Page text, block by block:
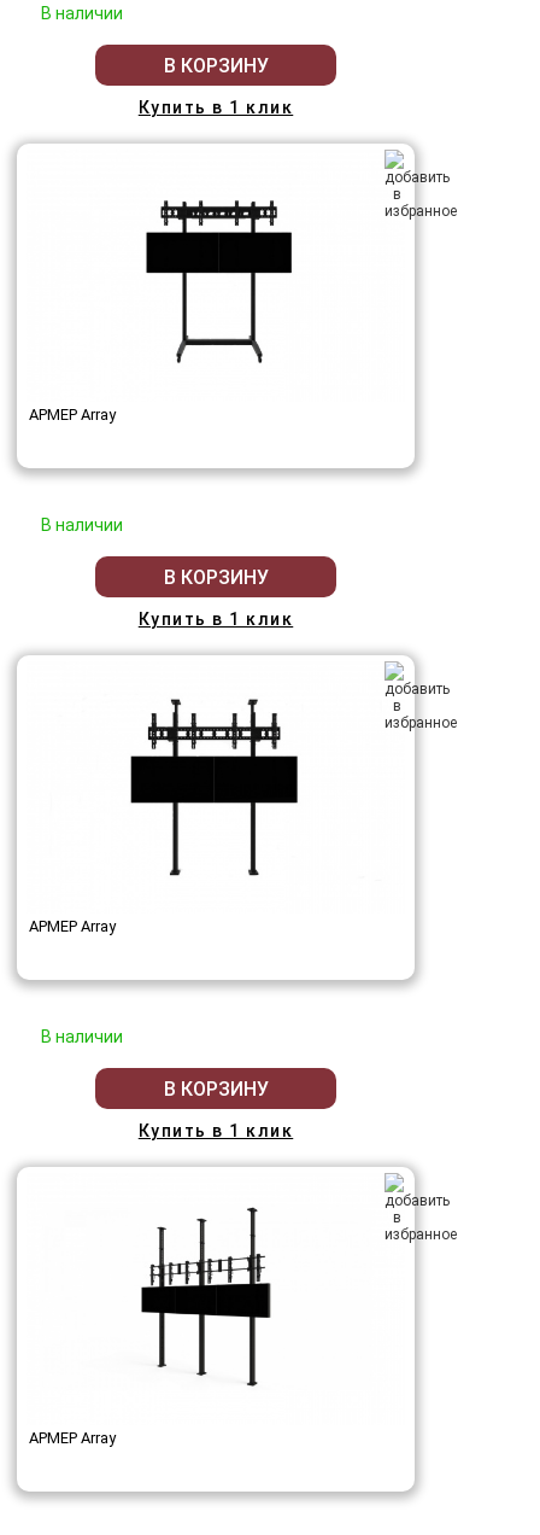
В наличии
В КОРЗИНУ
Купить в 1 клик
АРМЕР Array
В наличии
В КОРЗИНУ
Купить в 1 клик
АРМЕР Array
В наличии
В КОРЗИНУ
Купить в 1 клик
АРМЕР Array